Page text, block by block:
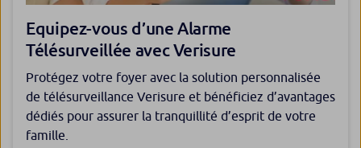
Equipez-vous d’une Alarme
Télésurveillée avec Verisure
Protégez votre foyer avec la solution personnalisée
de télésurveillance Verisure et bénéficiez d’avantages
dédiés pour assurer la tranquillité d’esprit de votre
famille.